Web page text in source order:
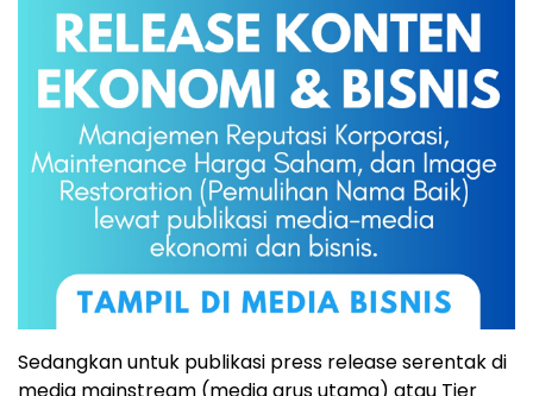
Sedangkan untuk publikasi press release serentak di
media mainstream (media arus utama) atau Tier